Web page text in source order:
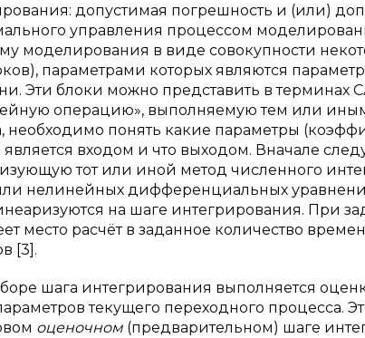
допустимая погрешность и (или)
управления процессом
моделирования в виде совокупности
параметрами которых являются
Эти блоки можно представить в терминах
операцию», выполняемую тем или
необходимо понять какие параметры
входом и что выходом. Вначале
тот или иной метод численного
нелинейных дифференциальных
на шаге интегрирования. При
место расчёт в заданное количество
[3].
шага интегрирования выполняется
текущего переходного процесса.
оценочном (предварительном) шаге